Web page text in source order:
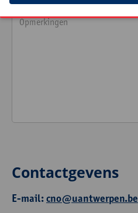
Contactgevens
E-mail:cno@uantwerpen.be